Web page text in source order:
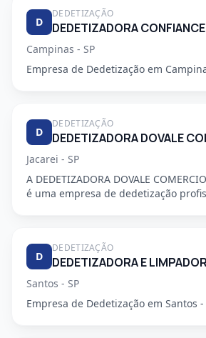
D
DEDETIZAÇÃO
DEDETIZADORA CONFIANCE
Campinas - SP
Empresa de Dedetização em
D
DEDETIZAÇÃO
Jacarei - SP
A DEDETIZADORA DOVALE
é uma empresa de dedetização
D
DEDETIZAÇÃO
Santos - SP
Empresa de Dedetização em Santos -